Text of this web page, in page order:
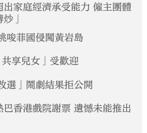
家庭經濟承受能力 僱主團體
」
唆菲國侵闖黃岩島
享兒女」受歡迎
選」鬧劇結果拒公開
香港戲院謝票 遺憾未能推出